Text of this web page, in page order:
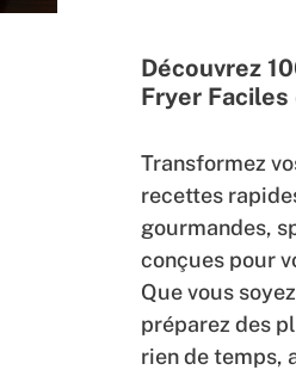
Découvrez
Fryer
Transformez
recettes
gourmandes,
conçues pour
Que vous
préparez des
rien de temps,